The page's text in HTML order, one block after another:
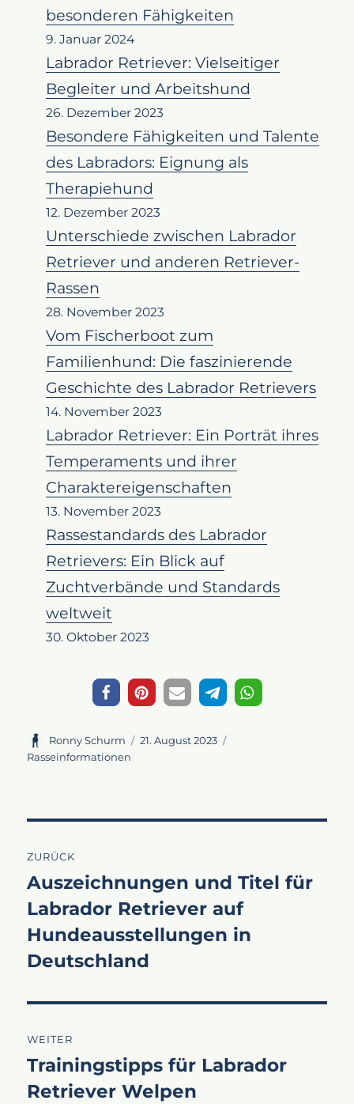
besonderen Fähigkeiten
9. Januar 2024
Labrador Retriever: Vielseitiger
Begleiter und Arbeitshund
26. Dezember 2023
Besondere Fähigkeiten und Talente
des Labradors: Eignung als
Therapiehund
12. Dezember 2023
Unterschiede zwischen Labrador
Retriever und anderen Retriever-
Rassen
28. November 2023
Vom Fischerboot zum
Familienhund: Die faszinierende
Geschichte des Labrador Retrievers
14. November 2023
Labrador Retriever: Ein Porträt ihres
Temperaments und ihrer
Charaktereigenschaften
13. November 2023
Rassestandards des Labrador
Retrievers: Ein Blick auf
Zuchtverbände und Standards
weltweit
30. Oktober 2023
Autor
Ronny Schurm
Veröffentlicht
21. August 2023
Rasseinformationen
ZURÜCK
Vorheriger
Beitrag:
Auszeichnungen und Titel für
Labrador Retriever auf
Hundeausstellungen in
Deutschland
WEITER
Nächster
Beitrag:
Trainingstipps für Labrador
Retriever Welpen